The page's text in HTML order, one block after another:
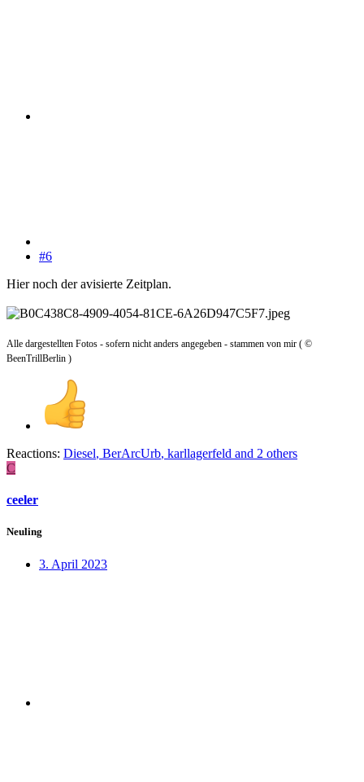
#6
Hier noch der avisierte Zeitplan.
Alle dargestellten Fotos - sofern nicht anders angegeben - stammen von mir ( ©
BeenTrillBerlin )
Reactions: Diesel, BerArcUrb, karllagerfeld and 2 others
C
ceeler
Neuling
3. April 2023